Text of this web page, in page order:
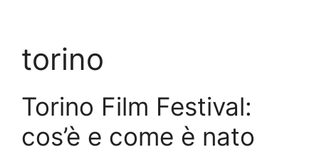
torino
Torino Film Festival:
cos’è e come è nato